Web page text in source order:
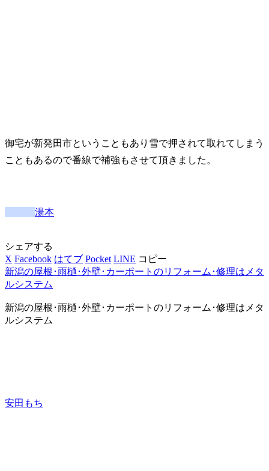
御宅が新発田市ということもあり雪で押されて取れてしまう
こともあるので番線で補強もさせて頂きました。
湯本
シェアする
X Facebook はてブ Pocket LINE コピー
新潟の屋根･雨樋･外壁･カーポートのリフォーム･修理はメタ
ルシステム
新潟の屋根･雨樋･外壁･カーポートのリフォーム･修理はメタ
ルシステム
安田もち